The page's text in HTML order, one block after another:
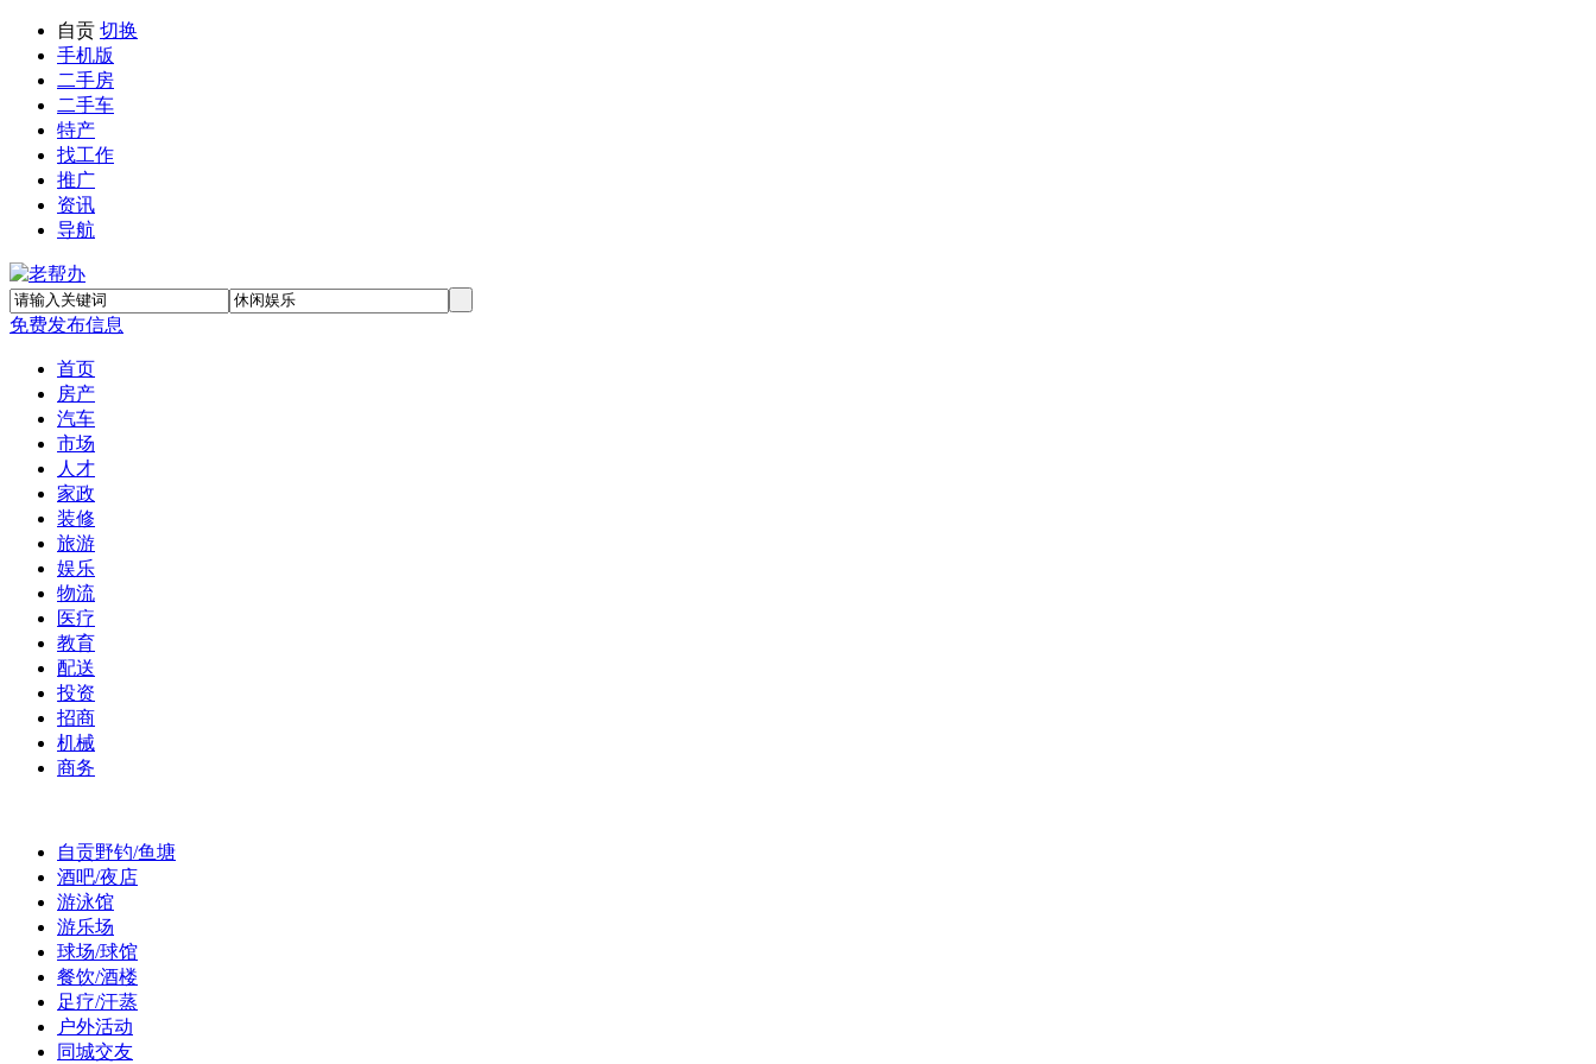
自贡 切换
手机版
二手房
二手车
特产
找工作
推广
资讯
导航
免费发布信息
首页
房产
汽车
市场
人才
家政
装修
旅游
娱乐
物流
医疗
教育
配送
投资
招商
机械
商务
自贡野钓/鱼塘
酒吧/夜店
游泳馆
游乐场
球场/球馆
餐饮/酒楼
足疗/汗蒸
户外活动
同城交友